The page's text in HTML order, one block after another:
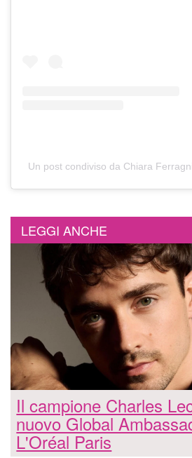
Un post condiviso da Chiara
LEGGI ANCHE
Il campione Charles
nuovo Global
L'Oréal Paris